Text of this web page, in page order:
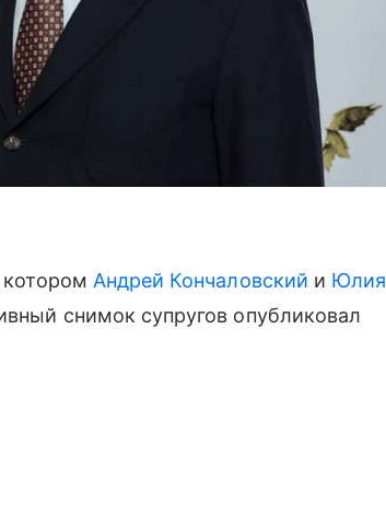
Андрей Кончаловский и Юлия
снимок супругов опубликовал